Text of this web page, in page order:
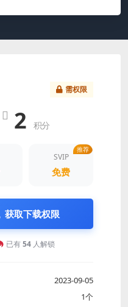
需权限
2 积分
推荐
SVIP
免费
获取下载权限
已有54人解锁
2023-09-05
1个